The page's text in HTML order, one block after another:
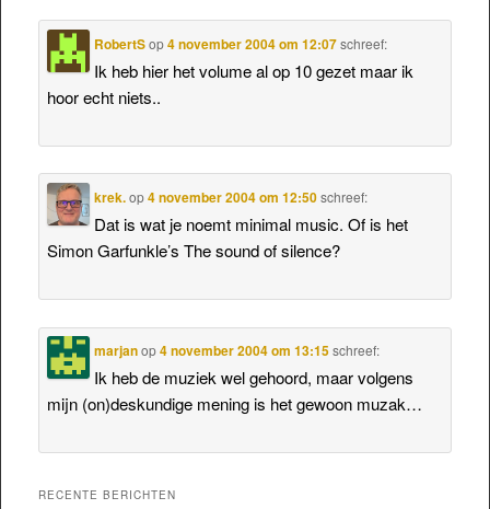
RobertSop4 november 2004 om 12:07 schreef:
Ik heb hier het volume al op 10 gezet maar ik
hoor echt niets..
krek.op4 november 2004 om 12:50 schreef:
Dat is wat je noemt minimal music. Of is het
Simon Garfunkle’s The sound of silence?
marjanop4 november 2004 om 13:15 schreef:
Ik heb de muziek wel gehoord, maar volgens
mijn (on)deskundige mening is het gewoon muzak…
RECENTE BERICHTEN